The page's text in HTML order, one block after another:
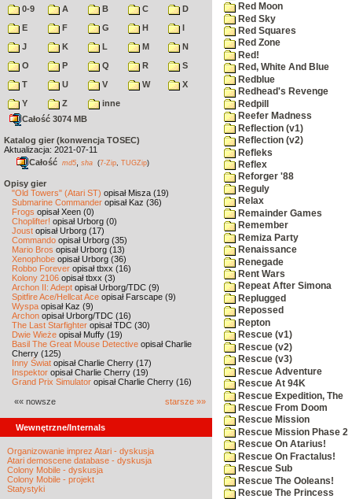
0-9 A B C
D
E
F G H
I
J
K L M
N
O
P Q R
S
T
U V W
X
Y
Z
inne
Całość 3074 MB
Katalog gier (konwencja TOSEC)
Aktualizacja: 2021-07-11
Całość md5 sha (7-Zip TUGZip)
Opisy gier
"Old Towers" (Atari ST) opisał Misza (19)
Submarine Commander opisał Kaz (36)
Frogs opisał Xeen (0)
Choplifter! opisał Urborg (0)
Joust opisał Urborg (17)
Commando opisał Urborg (35)
Mario Bros opisał Urborg (13)
Xenophobe opisał Urborg (36)
Robbo Forever opisał tbxx (16)
Kolony 2106 opisał tbxx (3)
Archon II: Adept opisał Urborg/TDC (9)
Spitfire Ace/Hellcat Ace opisał Farscape (9)
Wyspa opisał Kaz (9)
Archon opisał Urborg/TDC (16)
The Last Starfighter opisał TDC (30)
Dwie Wieże opisał Muffy (19)
Basil The Great Mouse Detective opisał Charlie
Cherry (125)
Inny Świat opisał Charlie Cherry (17)
Inspektor opisał Charlie Cherry (19)
Grand Prix Simulator opisał Charlie Cherry (16)
«« nowsze starsze »»
Wewnętrzne/Internals
Organizowanie imprez Atari - dyskusja
Atari demoscene database - dyskusja
Colony Mobile - dyskusja
Colony Mobile - projekt
Statystyki
Red Moon
Red Sky
Red Squares
Red Zone
Red!
Red, White And Blue
Redblue
Redhead's Revenge
Redpill
Reefer Madness
Reflection (v1)
Reflection (v2)
Refleks
Reflex
Reforger '88
Reguly
Relax
Remainder Games
Remember
Remiza Party
Renaissance
Renegade
Rent Wars
Repeat After Simona
Replugged
Repossed
Repton
Rescue (v1)
Rescue (v2)
Rescue (v3)
Rescue Adventure
Rescue At 94K
Rescue Expedition, The
Rescue From Doom
Rescue Mission
Rescue Mission Phase 2
Rescue On Atarius!
Rescue On Fractalus!
Rescue Sub
Rescue The Ooleans!
Rescue The Princess